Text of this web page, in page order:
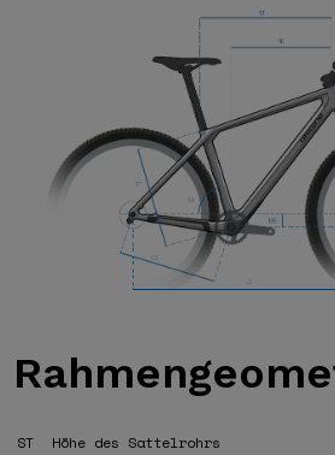
ST
Höhe des Sattelrohrs